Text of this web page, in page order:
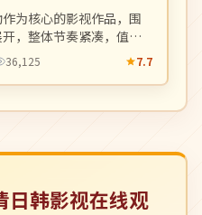
为核心的影视作品，围
，整体节奏紧凑，值得
36,125 7.7
日韩影视在线观